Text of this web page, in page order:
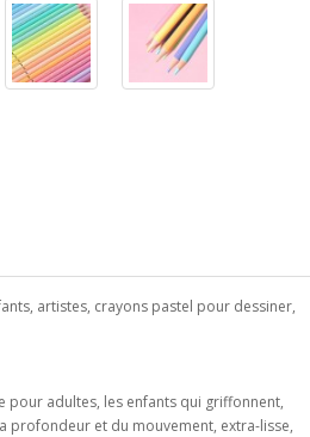
artistes, crayons pastel pour dessiner,
pour adultes, les enfants qui griffonnent,
profondeur et du mouvement, extra-lisse,